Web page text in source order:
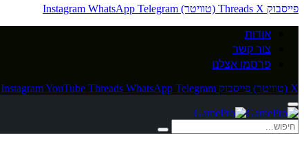
פייסבוק
Threads X (טוויטר) Instagram WhatsApp Telegram
אודות
צור קשר
פרסמו אצלנו
X (טוויטר) פייסבוק InstagramYouTube Threads WhatsApp Telegram